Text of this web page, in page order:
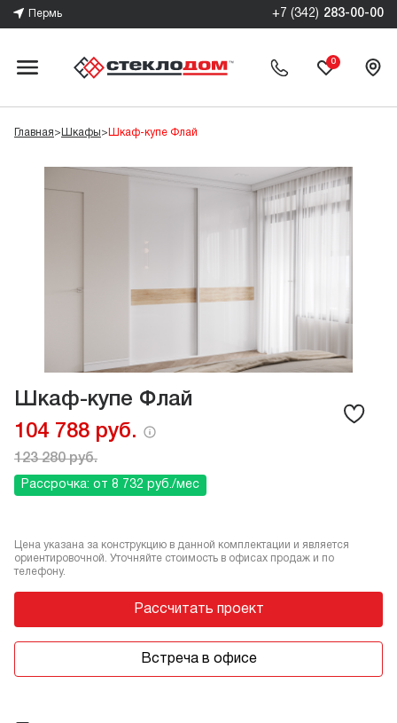
Пермь +7 (342) 283-00-00
0
Главная> Шкафы> Шкаф-купе Флай
Шкаф-купе Флай
104 788 руб.
123 280 руб.
Рассрочка: от 8 732 руб./мес
Цена указана за конструкцию в данной комплектации и является
ориентировочной. Уточняйте стоимость в офисах продаж и по
телефону.
Рассчитать проект
Встреча в офисе